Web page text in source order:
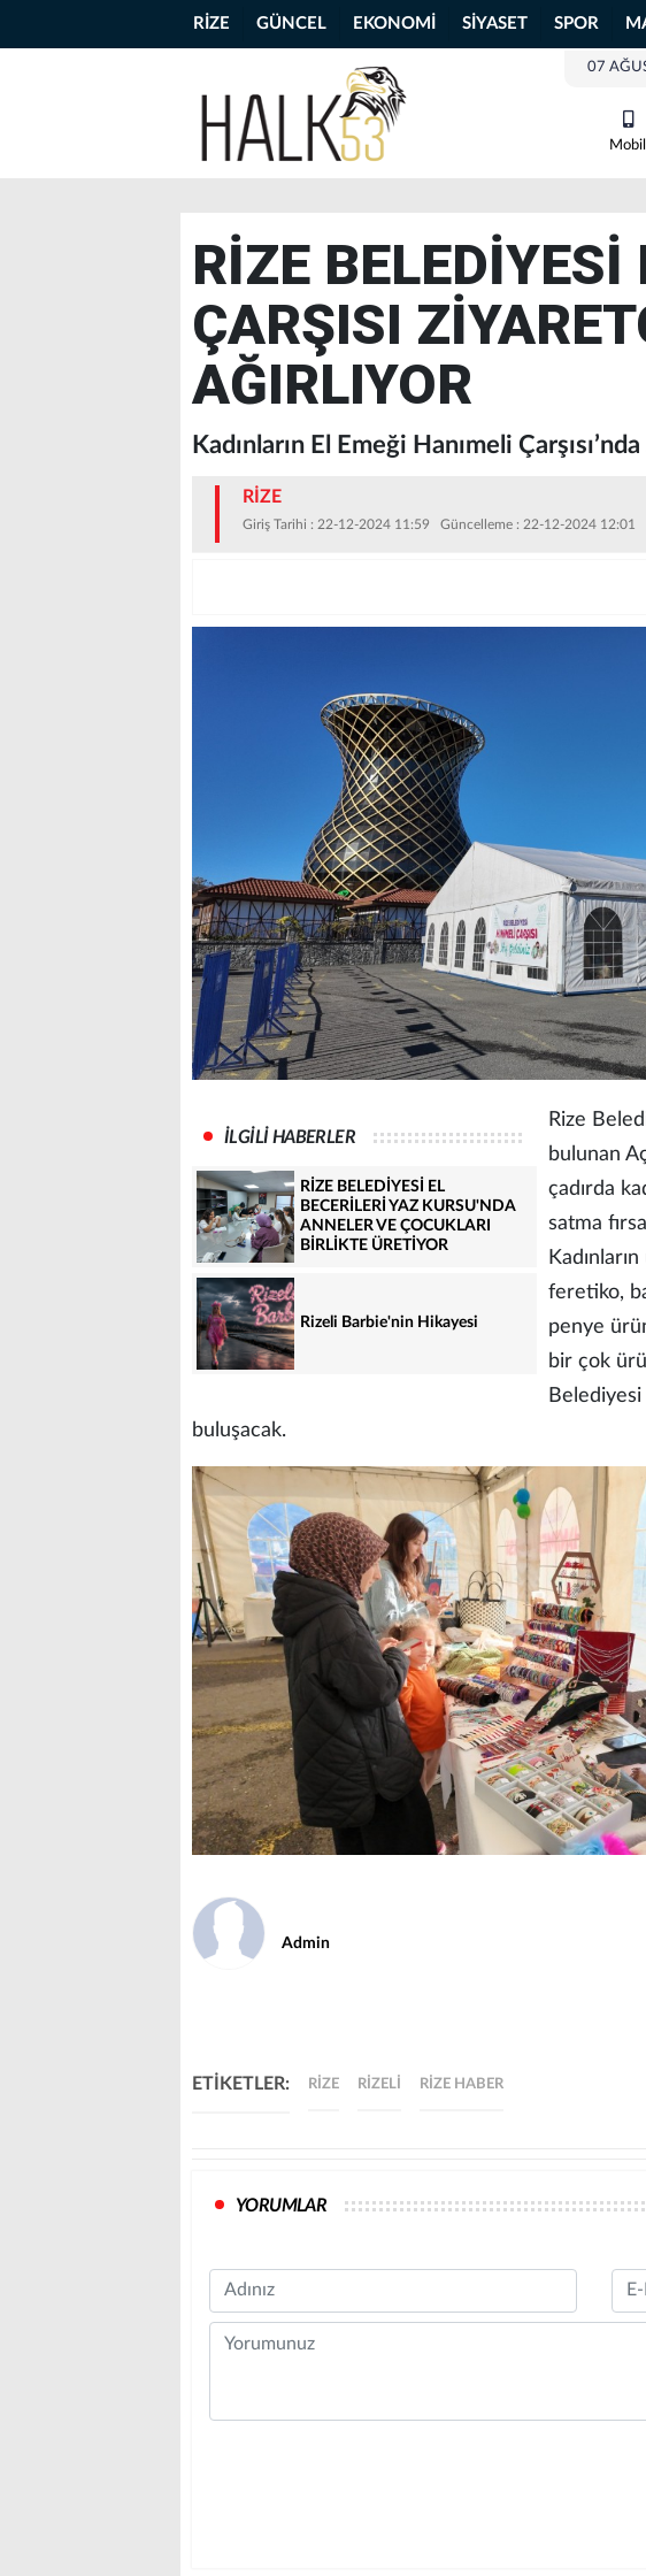
RİZE GÜNCEL EKONOMİ SİYASET SPOR
07
Mobil
RİZE
ÇARŞISI
AĞIRLIYOR
Kadınların El Emeği Hanımeli
RİZE
Giriş Tarihi : 22-12-2024 11:59 Güncelleme : 22-12-2024 12:01
İLGİLİ HABERLER
RİZE BELEDİYESİ EL
BECERİLERİ YAZ KURSU'NDA
ANNELER VE ÇOCUKLARI
BİRLİKTE ÜRETİYOR
Rizeli Barbie'nin Hikayesi
Rize
bulunan
çadırda
satma
feretiko,
penye
bir çok
Belediyesi
buluşacak.
Admin
ETİKETLER: RIZE RIZELI RIZE HABER
YORUMLAR
Name
Comment